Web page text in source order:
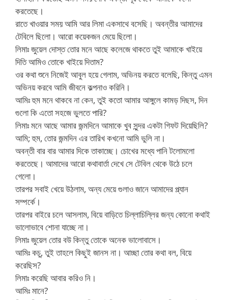
করতেছে।
রাতে খাওয়ার সময় আমি আর লিমা একসাথে বসেছি। অবন্তীর আমাদের
টেবিলে ছিলো। আরো কয়েকজন মেয়ে ছিলো।
লিমাঃ জুয়েল দোস্ত তোর মনে আছে কলেজে থাকতে তুই আমাকে খাইয়ে
দিতি আমিও তোকে খাইয়ে দিতাম?
ওর কথা শুনে নিজেই আবুল হয়ে গেলাম, অভিনয় করতে বলেছি, কিন্তু এমন
অভিনয় করবে আমি জীবনে কল্পনাও করিনি।
আমিঃ হুম মনে থাকবে না কেন, তুই কতো আমার আঙ্গুলে কামড় দিছস, দিন
গুলো কি এতো সহজে ভুলতে পারি?
লিমাঃ মনে আছে আমার জন্মদিনে আমাকে খুব সুন্দর একটা গিফট দিয়েছিলি?
আমি; হুম, তোর জন্মদিন এর তারিখ কখনো আমি ভুলি না।
অবন্তী বার বার আমার দিকে তাকাচ্ছে। চোখের মধ্যে পানি টলোমলো
করতেছে। আমাদের আরো কথাবার্তা দেখে সে টেবিল থেকে উঠে চলে
গেলো।
তারপর সবাই খেয়ে উঠলাম, অন্য মেয়ে গুলাও জানে আমাদের প্ল্যান
সম্পর্কে।
তারপর বাইরে চলে আসলাম, বিয়ে বাড়িতে চিল্লাচিল্লির জন্য কোনো কথাই
ভালোভাবে শোনা যাচ্ছে না।
লিমাঃ জুয়েল তোর বউ কিন্তু তোকে অনেক ভালোবাসে।
আমিঃ কচু, তুই তাহলে কিছুই জানস না। আচ্ছা তোর কথা বল, বিয়ে
করেছিস?
লিমাঃ করেছি আবার করিও নি।
আমিঃ মানে?